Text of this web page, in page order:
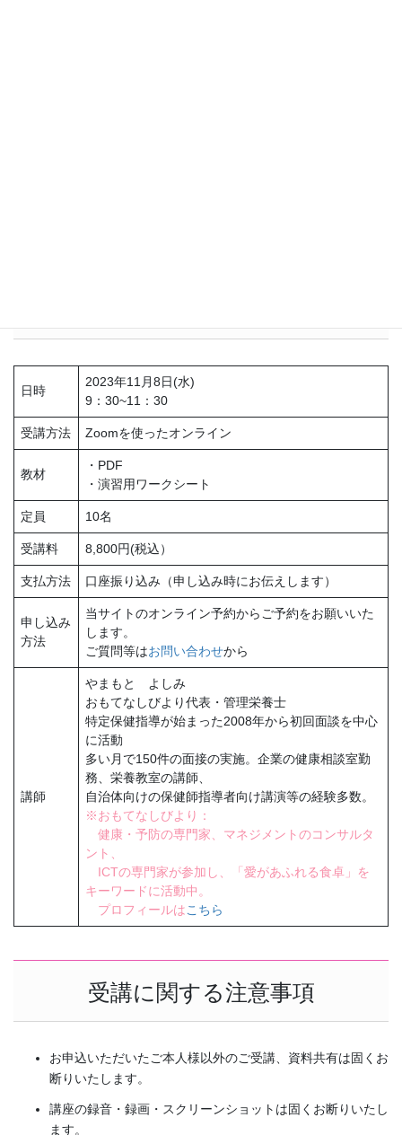
日時
2023年11月8日(水)
9：30~11：30
受講方法 Zoomを使ったオンライン
教材
・PDF
・演習用ワークシート
定員 10名
受講料 8,800円(税込）
支払方法 口座振り込み（申し込み時にお伝えします）
申し込み
方法
当サイトのオンライン予約からご予約をお願いいた
します。
ご質問等はお問い合わせから
講師
やまもと よしみ
おもてなしびより代表・管理栄養士
特定保健指導が始まった2008年から初回面談を中心
に活動
多い月で150件の面接の実施。企業の健康相談室勤
務、栄養教室の講師、
自治体向けの保健師指導者向け講演等の経験多数。
※おもてなしびより：
健康・予防の専門家、マネジメントのコンサルタ
ント、
ICTの専門家が参加し、「愛があふれる食卓」を
キーワードに活動中。
プロフィールはこちら
受講に関する注意事項
お申込いただいたご本人様以外のご受講、資料共有は固くお
断りいたします。
講座の録音・録画・スクリーンショットは固くお断りいたし
ます。